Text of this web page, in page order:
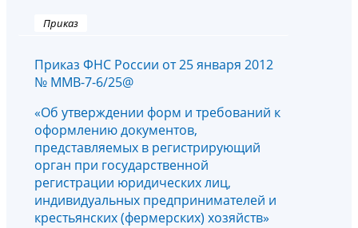
Приказ
Приказ ФНС России от 25 января 2012
№ ММВ-7-6/25@
«Об утверждении форм и требований к
оформлению документов,
представляемых в регистрирующий
орган при государственной
регистрации юридических лиц,
индивидуальных предпринимателей и
крестьянских (фермерских) хозяйств»